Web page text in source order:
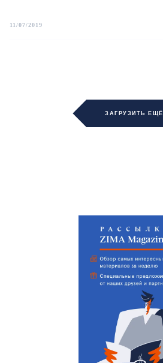
11/07/2019
ЗАГРУЗИТЬ ЕЩЁ